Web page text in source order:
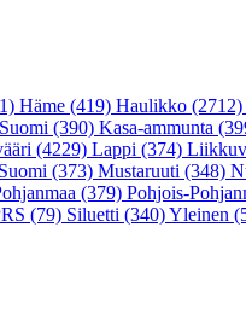
Häme (419) Haulikko (2712)
(390) Kasa-ammunta
(4229) Lappi (374)
(373) Mustaruuti (348)
(379) Pohjois-
(79) Siluetti (340)Yleinen